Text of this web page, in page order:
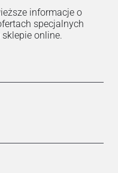
informacje o
specjalnych
online.